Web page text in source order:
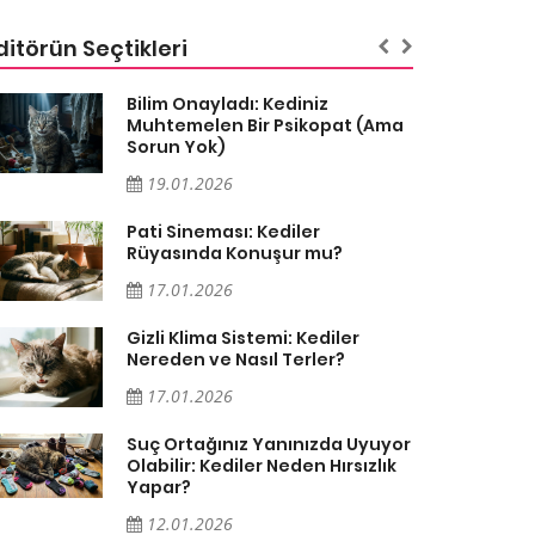
Seçtikleri
Bilim Onayladı: Kediniz
Muhtemelen Bir Psikopat (Ama
Sorun Yok)
19.01.2026
Pati Sineması: Kediler
Rüyasında Konuşur mu?
17.01.2026
Gizli Klima Sistemi: Kediler
Nereden ve Nasıl Terler?
17.01.2026
Suç Ortağınız Yanınızda Uyuyor
Olabilir: Kediler Neden Hırsızlık
Yapar?
12.01.2026